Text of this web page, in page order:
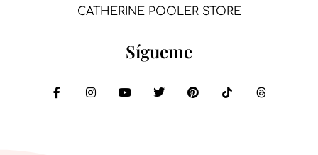
CATHERINE POOLER STORE
Sígueme